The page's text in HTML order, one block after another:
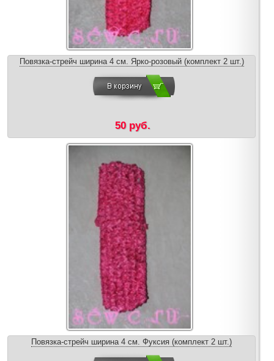
Повязка-стрейч ширина 4 см. Ярко-розовый (комплект 2 шт.)
50 руб.
Повязка-стрейч ширина 4 см. Фуксия (комплект 2 шт.)